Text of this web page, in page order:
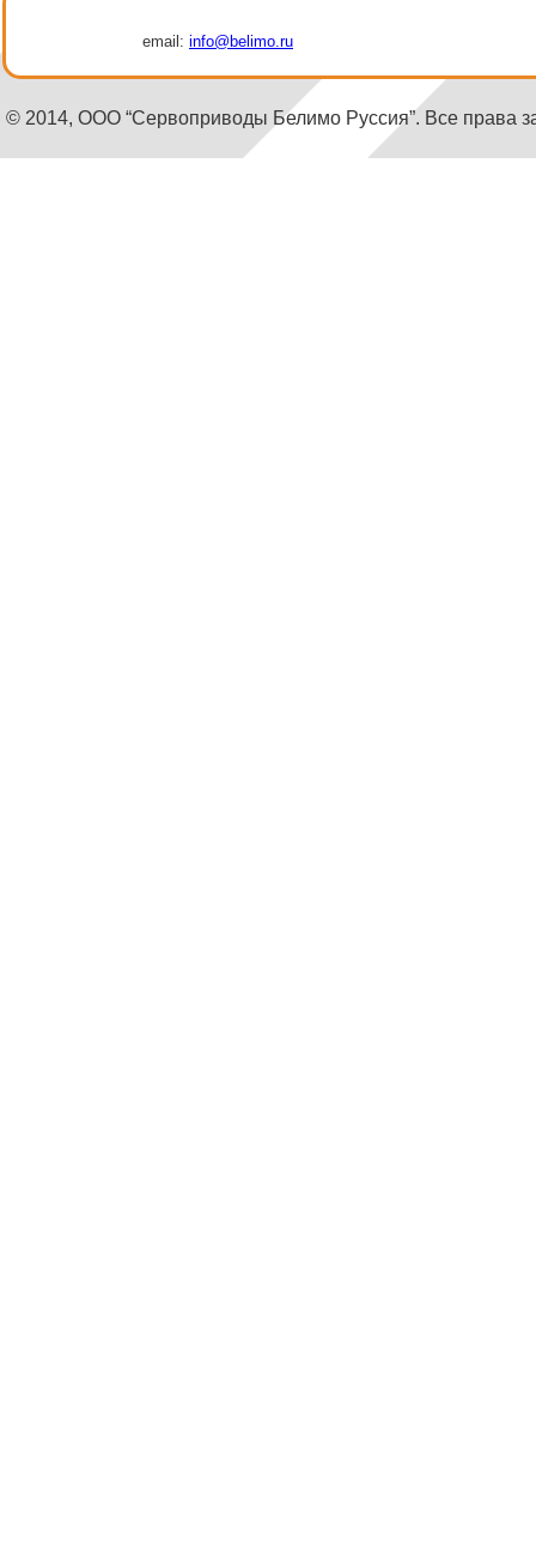
email: info@belimo.ru
© 2014, ООО “Сервоприводы Белимо Руссия”. Все права